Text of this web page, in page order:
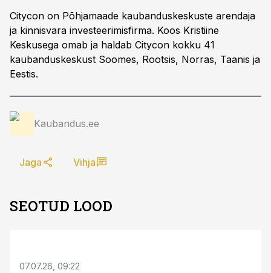
Citycon on Põhjamaade kaubanduskeskuste arendaja
ja kinnisvara investeerimisfirma. Koos Kristiine
Keskusega omab ja haldab Citycon kokku 41
kaubanduskeskust Soomes, Rootsis, Norras, Taanis ja
Eestis.
Kaubandus.ee
Jaga Vihja
SEOTUD LOOD
07.07.26, 09:22